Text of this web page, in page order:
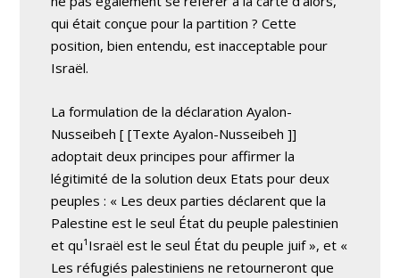
qui était conçue pour la partition ? Cette
position, bien entendu, est inacceptable pour
Israël.
La formulation de la déclaration Ayalon-
Nusseibeh[ [Texte Ayalon-Nusseibeh ]]
adoptait deux principes pour affirmer la
légitimité de la solution deux Etats pour deux
peuples : « Les deux parties déclarent que la
Palestine est le seul État du peuple palestinien
et qu¹Israël est le seul État du peuple juif », et «
Les réfugiés palestiniens ne retourneront que